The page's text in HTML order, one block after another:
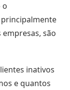
o
são
inativos
e quantos